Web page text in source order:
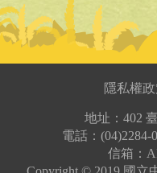
組織架構
品質目標與承諾
隱私權
地址：402
電話：(04)2284-
信箱：